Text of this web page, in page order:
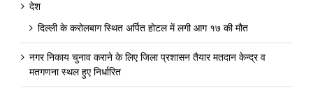
देश
दिल्ली के करोलबाग स्थित अर्पित होटल में लगी आग १७ की मौत
नगर निकाय चुनाव कराने के लिए जिला प्रशासन तैयार मतदान केन्द्र व
मतगणना स्थल हुए निर्धारित